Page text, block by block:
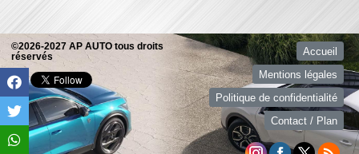
©2026-2027 AP AUTO tous droits
réservés
Accueil
Mentions légales
Politique de confidentialité
Contact / Plan